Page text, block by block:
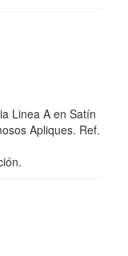
Linea A en Satín
Apliques. Ref.